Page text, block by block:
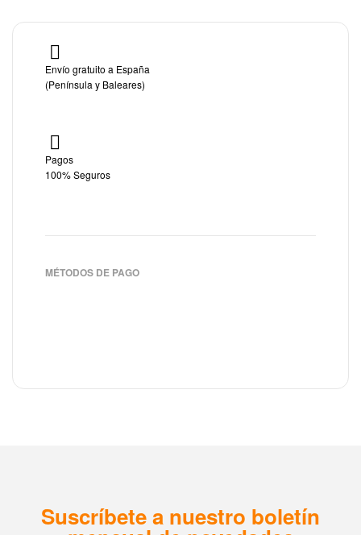
Envío gratuito a España
(Península y Baleares)
Pagos
100% Seguros
MÉTODOS DE PAGO
Suscríbete a nuestro boletín